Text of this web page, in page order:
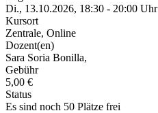
Di., 13.10.2026, 18:30 - 20:00 Uhr
Kursort
Zentrale, Online
Dozent(en)
Sara Soria Bonilla,
Gebühr
5,00 €
Status
Es sind noch 50 Plätze frei